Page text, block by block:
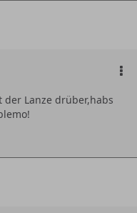
Lanze drüber,habs